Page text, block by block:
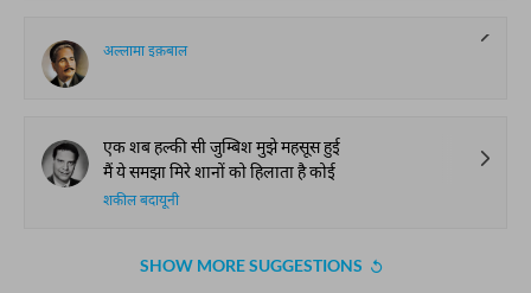
अल्लामा इक़बाल
एक शब हल्की सी जुम्बिश मुझे महसूस हुई
मैं ये समझा मिरे शानों को हिलाता है कोई
शकील बदायूनी
SHOW MORE SUGGESTIONS